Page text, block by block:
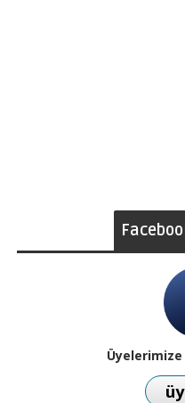
Üyelerimize